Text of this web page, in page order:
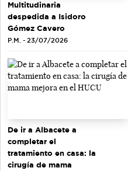
Multitudinaria
despedida a Isidoro
Gómez Cavero
P.M. - 23/07/2026
De ir a Albacete a
completar el
tratamiento en casa: la
cirugía de mama